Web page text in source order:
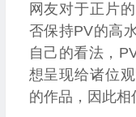
网友对于正片
否保持PV的高
自己的看法，
想呈现给诸位
的作品，因此相